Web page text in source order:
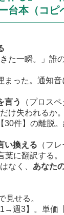
台本（コピ
た一瞬。」誰
まった。通知
言う
（プロス
け失われるか。
30件】の離脱
い換える （フ
葉に翻訳する。
なく、 あなた
見せる。
週3】。単価